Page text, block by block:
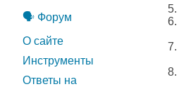
🗣️ Форум
О сайте
Инструменты
Ответы на